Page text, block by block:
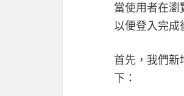
當使用者在瀏
以便登入完成
首先，我們新
下：